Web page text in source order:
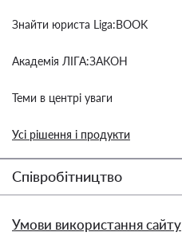
Знайти юриста Liga:BOOK
Академія ЛІГА:ЗАКОН
Теми в центрі уваги
Усі рішення і продукти
Співробітництво
Умови використання сайту